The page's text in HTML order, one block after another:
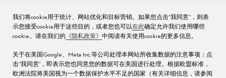
工作机会
我们将cookie用于统计、网站优化和目标营销。如果您点击“我同意”，则表
示您接受cookie用于这些目的，或者您也可以在此确定允许我们使用哪些
cookie。请在我们的 《隐私政策》 中阅读有关使用cookie的更多信息。
关于在美国Google、Meta Inc.等公司处理本网站所收集数据的注意事项：点
击“我同意"，即表示您也同意您的数据可在美国进行处理。根据欧盟标准，
欧洲法院将美国视为一个数据保护水平不足的国家（有关详细信息，请参阅